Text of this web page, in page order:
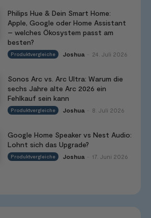
Philips Hue & Dein Smart Home:
Apple, Google oder Home Assistant
– welches Ökosystem passt am
besten?
Produktvergleiche Joshua 24. Juli 2026
Sonos Arc vs. Arc Ultra: Warum die
sechs Jahre alte Arc 2026 ein
Fehlkauf sein kann
Produktvergleiche Joshua 8. Juli 2026
Google Home Speaker vs Nest Audio:
Lohnt sich das Upgrade?
Produktvergleiche Joshua 17. Juni 2026